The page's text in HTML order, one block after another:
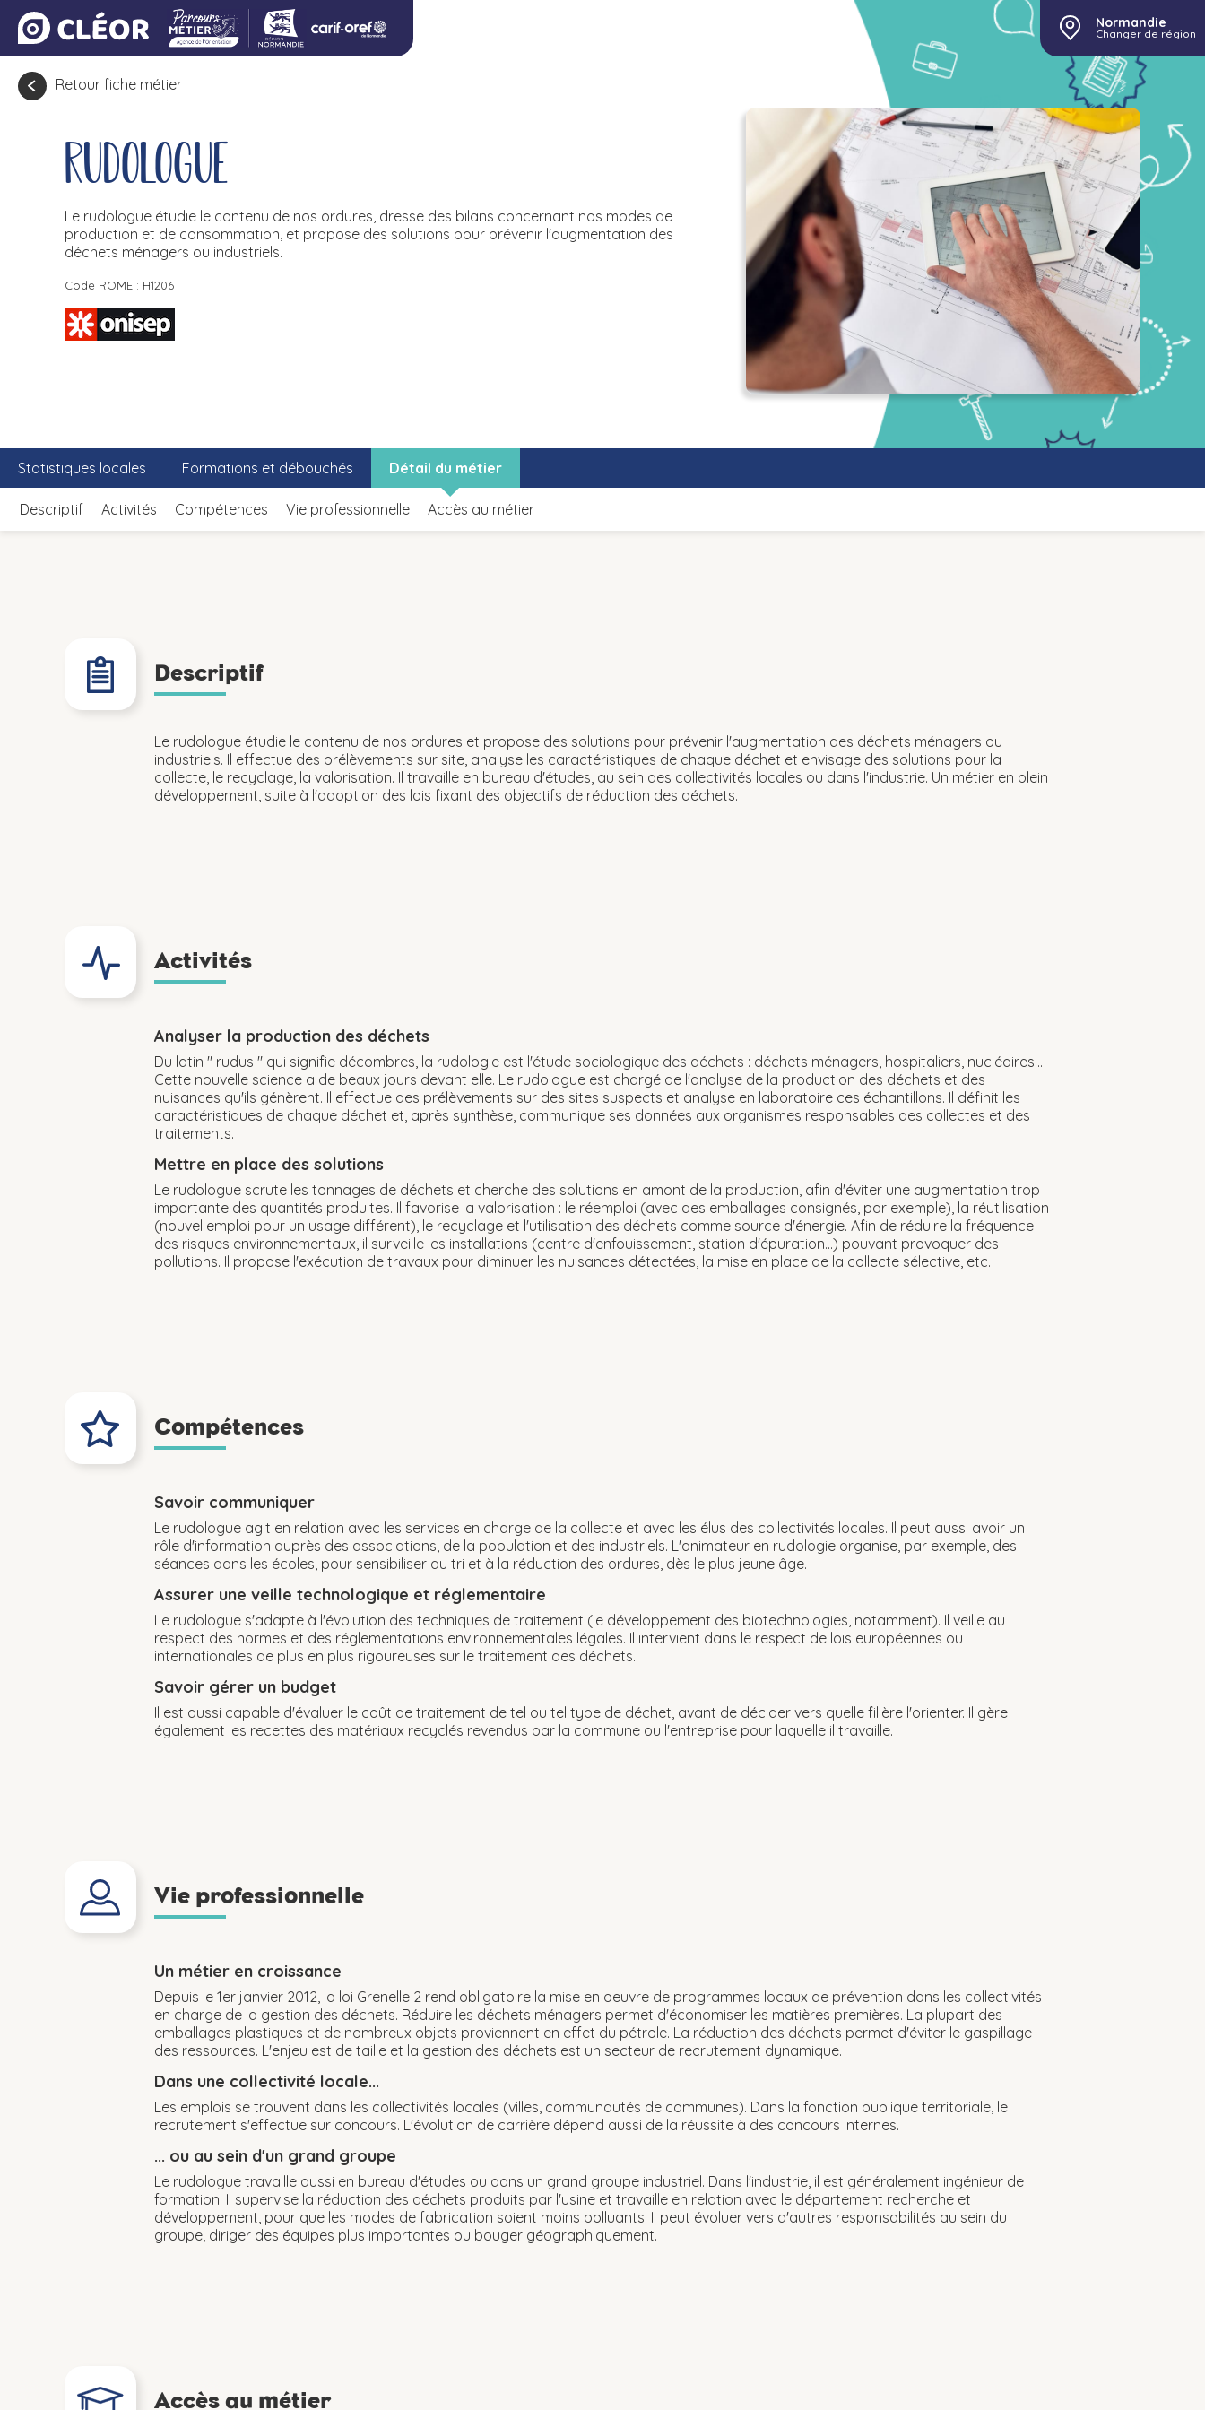
Normandie
Changer de région
Retour fiche métier
Rudologue
Le rudologue étudie le contenu de nos ordures, dresse des bilans concernant nos modes de
production et de consommation, et propose des solutions pour prévenir l'augmentation des
déchets ménagers ou industriels.
Code ROME : H1206
Statistiques locales Formations et débouchés Détail du métier
Descriptif Activités Compétences Vie professionnelle Accès au métier
Descriptif
Le rudologue étudie le contenu de nos ordures et propose des solutions pour prévenir l'augmentation des déchets ménagers ou
industriels. Il effectue des prélèvements sur site, analyse les caractéristiques de chaque déchet et envisage des solutions pour la
collecte, le recyclage, la valorisation. Il travaille en bureau d'études, au sein des collectivités locales ou dans l'industrie. Un métier en plein
développement, suite à l'adoption des lois fixant des objectifs de réduction des déchets.
Activités
Analyser la production des déchets
Du latin " rudus " qui signifie décombres, la rudologie est l'étude sociologique des déchets : déchets ménagers, hospitaliers, nucléaires...
Cette nouvelle science a de beaux jours devant elle. Le rudologue est chargé de l'analyse de la production des déchets et des
nuisances qu'ils génèrent. Il effectue des prélèvements sur des sites suspects et analyse en laboratoire ces échantillons. Il définit les
caractéristiques de chaque déchet et, après synthèse, communique ses données aux organismes responsables des collectes et des
traitements.
Mettre en place des solutions
Le rudologue scrute les tonnages de déchets et cherche des solutions en amont de la production, afin d'éviter une augmentation trop
importante des quantités produites. Il favorise la valorisation : le réemploi (avec des emballages consignés, par exemple), la réutilisation
(nouvel emploi pour un usage différent), le recyclage et l'utilisation des déchets comme source d'énergie. Afin de réduire la fréquence
des risques environnementaux, il surveille les installations (centre d'enfouissement, station d'épuration...) pouvant provoquer des
pollutions. Il propose l'exécution de travaux pour diminuer les nuisances détectées, la mise en place de la collecte sélective, etc.
Compétences
Savoir communiquer
Le rudologue agit en relation avec les services en charge de la collecte et avec les élus des collectivités locales. Il peut aussi avoir un
rôle d'information auprès des associations, de la population et des industriels. L'animateur en rudologie organise, par exemple, des
séances dans les écoles, pour sensibiliser au tri et à la réduction des ordures, dès le plus jeune âge.
Assurer une veille technologique et réglementaire
Le rudologue s'adapte à l'évolution des techniques de traitement (le développement des biotechnologies, notamment). Il veille au
respect des normes et des réglementations environnementales légales. Il intervient dans le respect de lois européennes ou
internationales de plus en plus rigoureuses sur le traitement des déchets.
Savoir gérer un budget
Il est aussi capable d'évaluer le coût de traitement de tel ou tel type de déchet, avant de décider vers quelle filière l'orienter. Il gère
également les recettes des matériaux recyclés revendus par la commune ou l'entreprise pour laquelle il travaille.
Vie professionnelle
Un métier en croissance
Depuis le 1er janvier 2012, la loi Grenelle 2 rend obligatoire la mise en oeuvre de programmes locaux de prévention dans les collectivités
en charge de la gestion des déchets. Réduire les déchets ménagers permet d'économiser les matières premières. La plupart des
emballages plastiques et de nombreux objets proviennent en effet du pétrole. La réduction des déchets permet d'éviter le gaspillage
des ressources. L'enjeu est de taille et la gestion des déchets est un secteur de recrutement dynamique.
Dans une collectivité locale...
Les emplois se trouvent dans les collectivités locales (villes, communautés de communes). Dans la fonction publique territoriale, le
recrutement s'effectue sur concours. L'évolution de carrière dépend aussi de la réussite à des concours internes.
... ou au sein d'un grand groupe
Le rudologue travaille aussi en bureau d'études ou dans un grand groupe industriel. Dans l'industrie, il est généralement ingénieur de
formation. Il supervise la réduction des déchets produits par l'usine et travaille en relation avec le département recherche et
développement, pour que les modes de fabrication soient moins polluants. Il peut évoluer vers d'autres responsabilités au sein du
groupe, diriger des équipes plus importantes ou bouger géographiquement.
Accès au métier